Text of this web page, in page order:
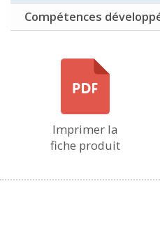
Compétences
Imprimer la
fiche produit